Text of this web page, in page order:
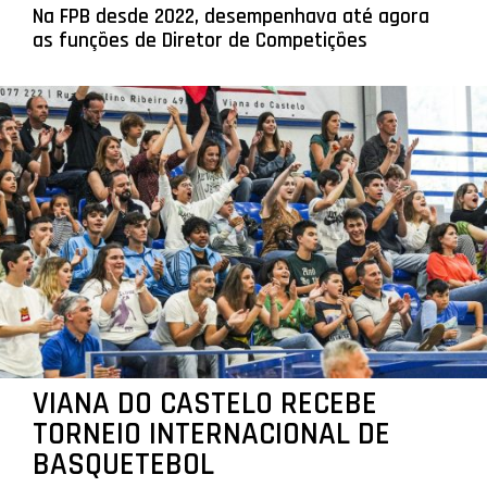
Na FPB desde 2022, desempenhava até agora
as funções de Diretor de Competições
VIANA DO CASTELO RECEBE
TORNEIO INTERNACIONAL DE
BASQUETEBOL